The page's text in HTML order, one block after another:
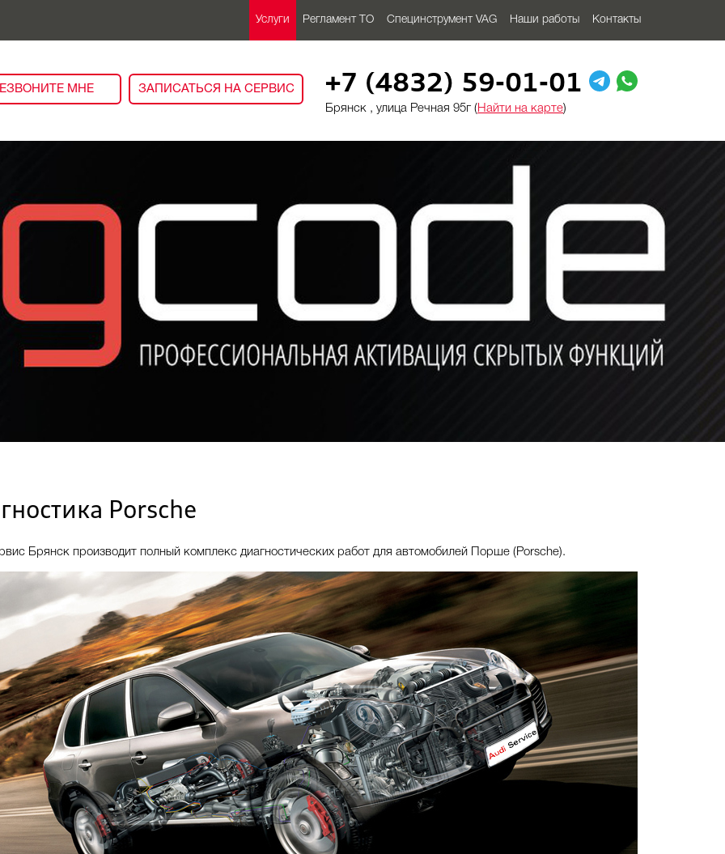
Услуги Регламент ТО Специнструмент VAG Наши работы Контакты
МНЕ ЗАПИСАТЬСЯ НА СЕРВИС +7 (4832) 59-01-01
Брянск , улица Речная 95г ( Найти на карте)
Porsche
Брянск производит полный комплекс диагностических работ для автомобилей Порше (Porsche).